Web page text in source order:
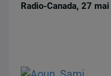
Radio-Canada, 27